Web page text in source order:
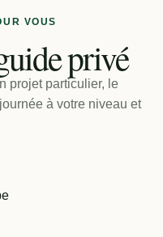
VOUS
privé
projet particulier, le
à votre niveau et